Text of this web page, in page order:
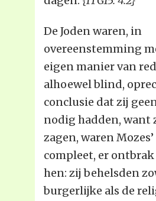
De Joden waren, in
overeenstemming
eigen manier van
alhoewel blind,
conclusie dat zij
nodig hadden, want
zagen, waren
compleet, er
hen: zij behelsden
burgerlijke als de